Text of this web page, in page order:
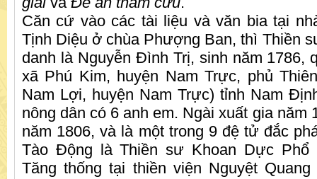
Căn cứ vào các tài liệu và văn bia tại
Tịnh Diệu ở chùa Phượng Ban, thì Thiền
danh là Nguyễn Đình Trị, sinh năm 1786,
xã Phú Kim, huyện Nam Trực, phủ
Nam Lợi, huyện Nam Trực) tỉnh Nam
nông dân có 6 anh em. Ngài xuất gia năm
năm 1806, và là một trong 9 đệ tử đắc
Tào Động là Thiền sư Khoan Dực Phổ
Tăng thống tại thiền viện Nguyệt